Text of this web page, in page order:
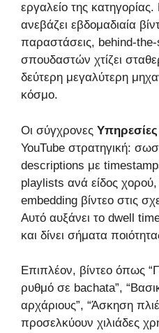
εργαλείο της
ανεβάζει εβδομαδιαία
παραστάσεις, behind-the-
σπουδαστών χτίζει
δεύτερη μεγαλύτερη
κόσμο.
Οι σύγχρονες
YouTube στρατηγική:
descriptions με
playlists ανά είδος
embedding βίντεο στις
Αυτό αυξάνει το dwell
και δίνει σήματα
Επιπλέον, βίντεο όπως
ρυθμό σε bachata”,
αρχάριους”, “Άσκηση
προσελκύουν χιλιάδες